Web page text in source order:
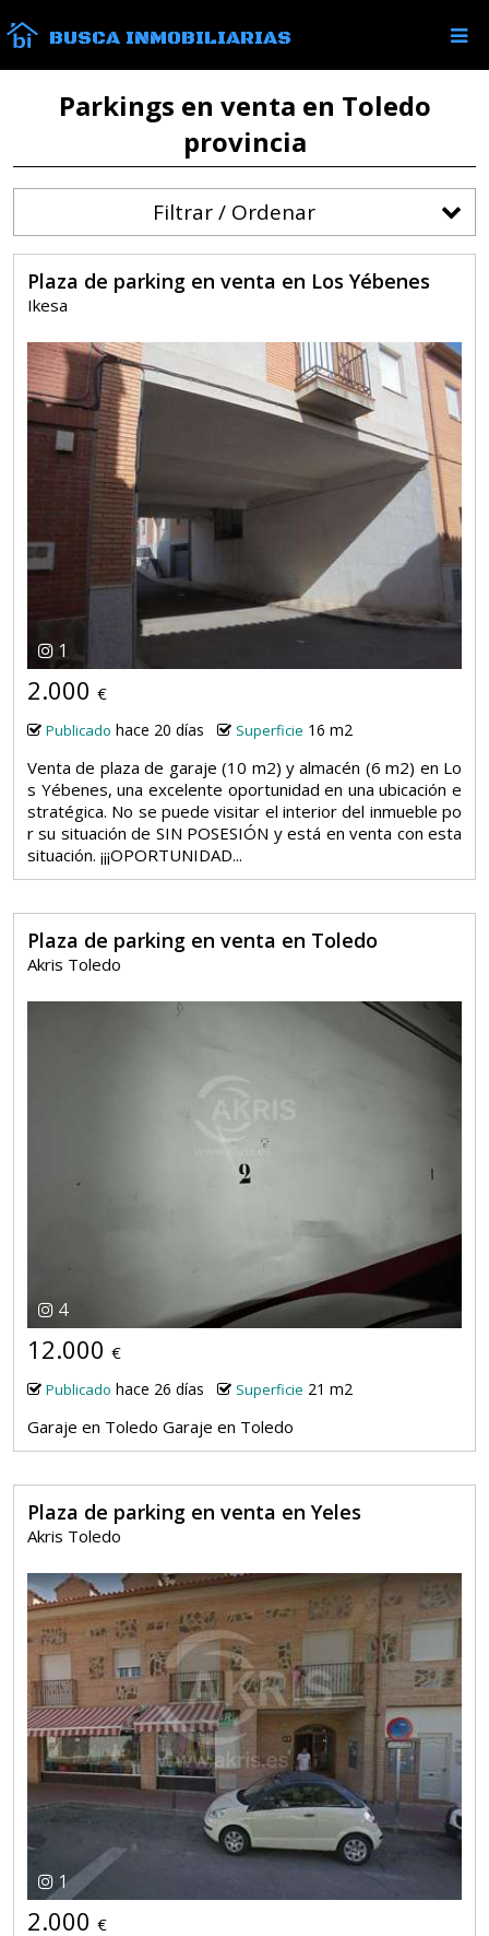
BUSCA INMOBILIARIAS
Parkings en venta en Toledo
provincia
Filtrar / Ordenar
Plaza de parking en venta en Los Yébenes
Ikesa
1
2.000 €
Publicado hace 20 días Superficie 16 m2
Venta de plaza de garaje (10 m2) y almacén (6 m2) en Lo
s Yébenes, una excelente oportunidad en una ubicación e
stratégica. No se puede visitar el interior del inmueble po
r su situación de SIN POSESIÓN y está en venta con esta
situación. ¡¡¡OPORTUNIDAD...
Plaza de parking en venta en Toledo
Akris Toledo
4
12.000 €
Publicado hace 26 días Superficie 21 m2
Garaje en Toledo Garaje en Toledo
Plaza de parking en venta en Yeles
Akris Toledo
1
2.000 €